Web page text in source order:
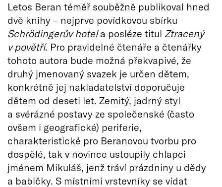
Letos Beran téměř souběžně publikoval hned
dvě knihy – nejprve povídkovou sbírku
Schrödingerův hotela posléze titul Ztracený
v povětří. Pro pravidelné čtenáře a čtenářky
tohoto autora bude možná překvapivé, že
druhý jmenovaný svazek je určen dětem,
konkrétně jej nakladatelství doporučuje
dětem od deseti let. Zemitý, jadrný styl
a svérázné postavy ze společenské (často
ovšem i geografické) periferie,
charakteristické pro Beranovou tvorbu pro
dospělé, tak v novince ustoupily chlapci
jménem Mikuláš, jenž tráví prázdniny u dědy
a babičky. S místními vrstevníky se vídat